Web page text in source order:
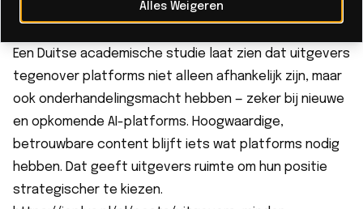
brengt-onderzoekers-uit-hun-bubbel
Een Duitse academische studie laat zien dat uitgevers
tegenover platforms niet alleen afhankelijk zijn, maar
ook onderhandelingsmacht hebben — zeker bij nieuwe
en opkomende AI-platforms. Hoogwaardige,
betrouwbare content blijft iets wat platforms nodig
hebben. Dat geeft uitgevers ruimte om hun positie
strategischer te kiezen.
Alles Weigeren